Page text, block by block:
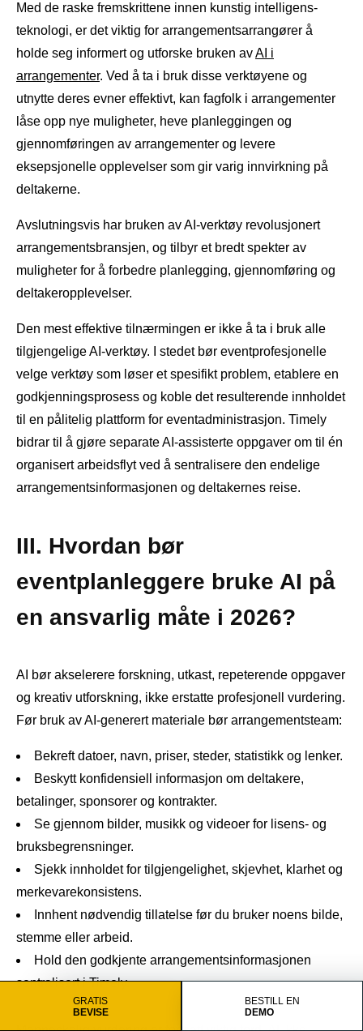
GRATIS
BEVISE
BESTILL EN
DEMO
Med de raske fremskrittene innen kunstig intelligens-
teknologi, er det viktig for arrangementsarrangører å
holde seg informert og utforske bruken avAI i
arrangementer. Ved å ta i bruk disse verktøyene og
utnytte deres evner effektivt, kan fagfolk i arrangementer
låse opp nye muligheter, heve planleggingen og
gjennomføringen av arrangementer og levere
eksepsjonelle opplevelser som gir varig innvirkning på
deltakerne.
Avslutningsvis har bruken av AI-verktøy revolusjonert
arrangementsbransjen, og tilbyr et bredt spekter av
muligheter for å forbedre planlegging, gjennomføring og
deltakeropplevelser.
Den mest effektive tilnærmingen er ikke å ta i bruk alle
tilgjengelige AI-verktøy. I stedet bør eventprofesjonelle
velge verktøy som løser et spesifikt problem, etablere en
godkjenningsprosess og koble det resulterende innholdet
til en pålitelig plattform for eventadministrasjon. Timely
bidrar til å gjøre separate AI-assisterte oppgaver om til én
organisert arbeidsflyt ved å sentralisere den endelige
arrangementsinformasjonen og deltakernes reise.
III. Hvordan bør
eventplanleggere bruke AI på
en ansvarlig måte i 2026?
AI bør akselerere forskning, utkast, repeterende oppgaver
og kreativ utforskning, ikke erstatte profesjonell vurdering.
Før bruk av AI-generert materiale bør arrangementsteam:
Bekreft datoer, navn, priser, steder, statistikk og lenker.
Beskytt konfidensiell informasjon om deltakere,
betalinger, sponsorer og kontrakter.
Se gjennom bilder, musikk og videoer for lisens- og
bruksbegrensninger.
Sjekk innholdet for tilgjengelighet, skjevhet, klarhet og
merkevarekonsistens.
Innhent nødvendig tillatelse før du bruker noens bilde,
stemme eller arbeid.
Hold den godkjente arrangementsinformasjonen
sentralisert i Timely.